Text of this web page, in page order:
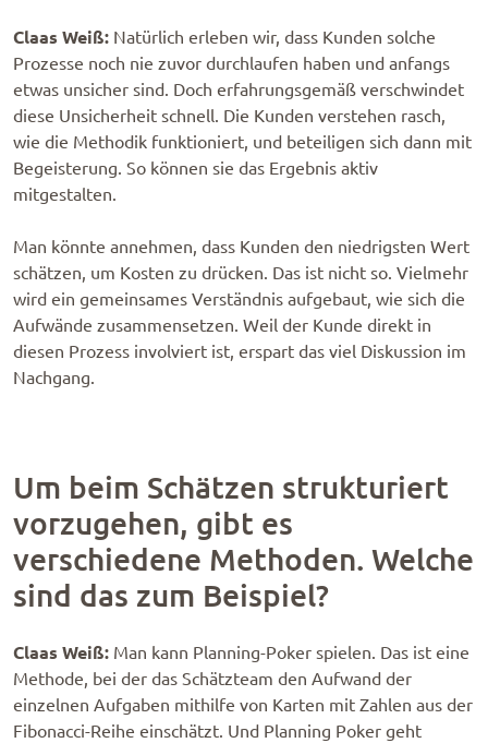
Claas Weiß: Natürlich erleben wir, dass Kunden solche
Prozesse noch nie zuvor durchlaufen haben und anfangs
etwas unsicher sind. Doch erfahrungsgemäß verschwindet
diese Unsicherheit schnell. Die Kunden verstehen rasch,
wie die Methodik funktioniert, und beteiligen sich dann mit
Begeisterung. So können sie das Ergebnis aktiv
mitgestalten.
Man könnte annehmen, dass Kunden den niedrigsten Wert
schätzen, um Kosten zu drücken. Das ist nicht so. Vielmehr
wird ein gemeinsames Verständnis aufgebaut, wie sich die
Aufwände zusammensetzen. Weil der Kunde direkt in
diesen Prozess involviert ist, erspart das viel Diskussion im
Nachgang.
Um beim Schätzen strukturiert
vorzugehen, gibt es
verschiedene Methoden. Welche
sind das zum Beispiel?
Claas Weiß: Man kann Planning-Poker spielen. Das ist eine
Methode, bei der das Schätzteam den Aufwand der
einzelnen Aufgaben mithilfe von Karten mit Zahlen aus der
Fibonacci-Reihe einschätzt. Und Planning Poker geht